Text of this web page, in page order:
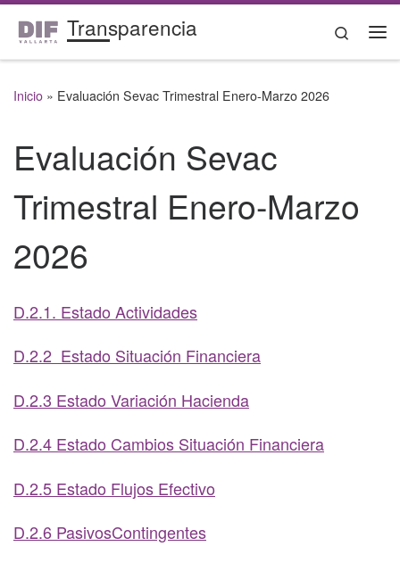
Saltar al contenido
Transparencia
Search
Inicio » Evaluación Sevac Trimestral Enero-Marzo 2026
Evaluación Sevac
Trimestral Enero-Marzo
2026
D.2.1. Estado Actividades
D.2.2 Estado Situación Financiera
D.2.3 Estado Variación Hacienda
D.2.4 Estado Cambios Situación Financiera
D.2.5 Estado Flujos Efectivo
D.2.6 PasivosContingentes